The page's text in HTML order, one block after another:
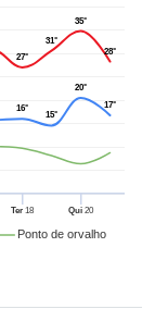
Ponto de orvalho
Ter 18 Qui 20
27°
31°
35°
28°
16°
15°
20°
17°